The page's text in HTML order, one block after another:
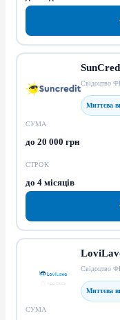
Свідоцтво
Миттєва
СУМА
до 20 000 грн
СТРОК
до 4 місяців
Свідоцтво
Миттєва
СУМА